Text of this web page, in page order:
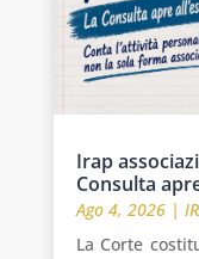
Irap
Consulta
Ago 4, 2026|
La Corte